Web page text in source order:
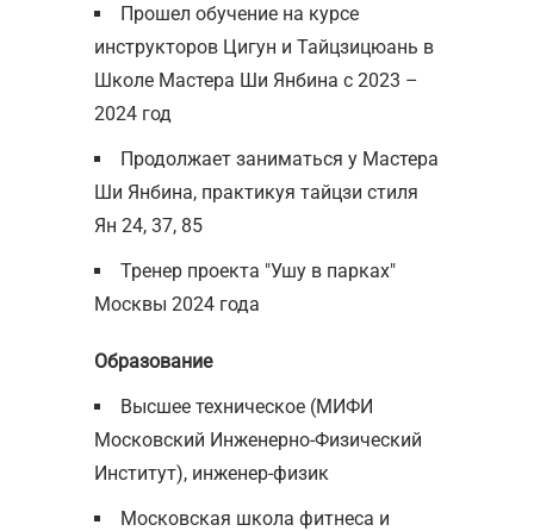
Прошел обучение на курсе
инструкторов Цигун и Тайцзицюань в
Школе Мастера Ши Янбина с 2023 –
2024 год
Продолжает заниматься у Мастера
Ши Янбина, практикуя тайцзи стиля
Ян 24, 37, 85
Тренер проекта "Ушу в парках"
Москвы 2024 года
Образование
Высшее техническое (МИФИ
Московский Инженерно-Физический
Институт), инженер-физик
Московская школа фитнеса и